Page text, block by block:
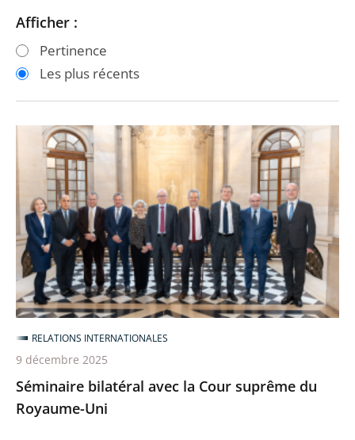
Passer
les
filtres
après
Passer
les
filtres
avant
Afficher :
Pertinence
Les plus récents
Séminaire
bilatéral
Cour
suprême
du
Royaume-
Uni
Séminaire bilatéral avec la Cour suprême du
Royaume-Uni
RELATIONS INTERNATIONALES
9 décembre 2025